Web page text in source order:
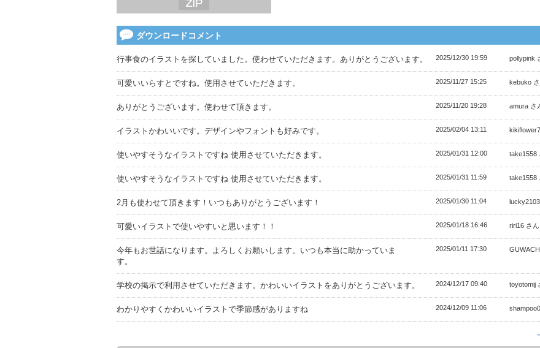
ダウンロードコメント
行事食のイラストを探していました。使わせていただきます。ありがとうございます。 2025/12/30 19:59 pollypink
可愛いいらすとですね。使用させていただきます。 2025/11/27 15:25 kebuko
ありがとうございます。使わせて頂きます。 2025/11/20 19:28 amura さ
イラストかわいいです。デザインやフォントも好みです。 2025/02/04 13:11
使いやすそうなイラストですね 使用させていただきます。 2025/01/31 12:00 take1558
使いやすそうなイラストですね 使用させていただきます。 2025/01/31 11:59 take1558
2月も使わせて頂きます！いつもありがとうございます！ 2025/01/30 11:04
可愛いイラストで使いやすいと思います！！ 2025/01/18 16:46 riri16 さん
今年もお世話になります。よろしくお願いします。いつも本当に助かっていま
す。
2025/01/11 17:30
学校の掲示で利用させていただきます。かわいいイラストをありがとうございます。 2024/12/17 09:40 toyotomij
わかりやすくかわいいイラストで季節感がありますね 2024/12/09 11:06